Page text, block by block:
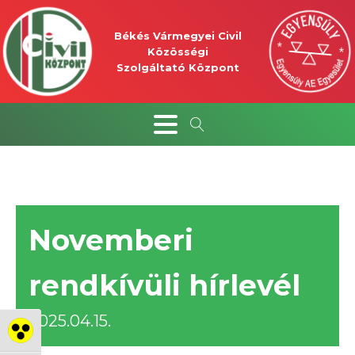
Nagy kontraszt váltása
Békés Vármegyei Civil
Közösségi
Szolgáltató Központ
Novemberi
rendkívüli hírlevél
2025.04.15.